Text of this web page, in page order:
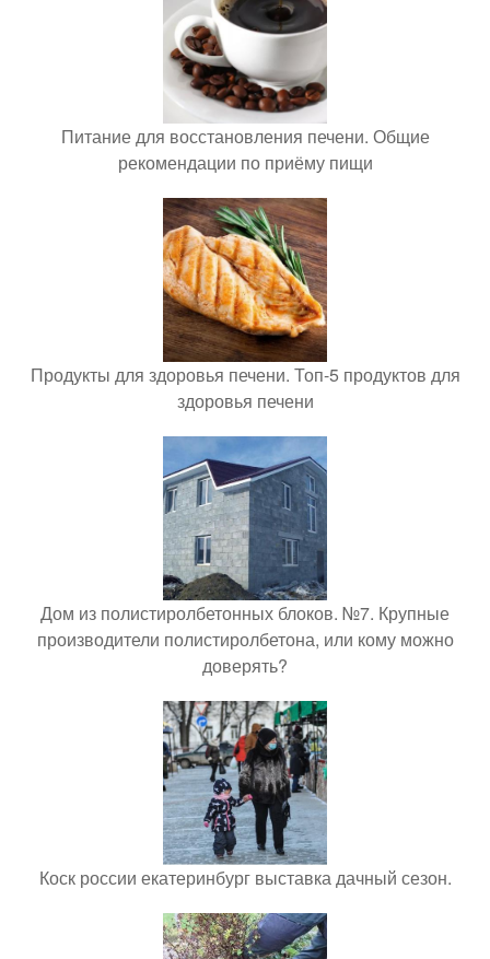
Питание для восстановления печени. Общие
рекомендации по приёму пищи
Продукты для здоровья печени. Топ-5 продуктов для
здоровья печени
Дом из полистиролбетонных блоков. №7. Крупные
производители полистиролбетона, или кому можно
доверять?
Коск россии екатеринбург выставка дачный сезон.